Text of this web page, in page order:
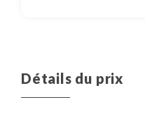
Détails du prix